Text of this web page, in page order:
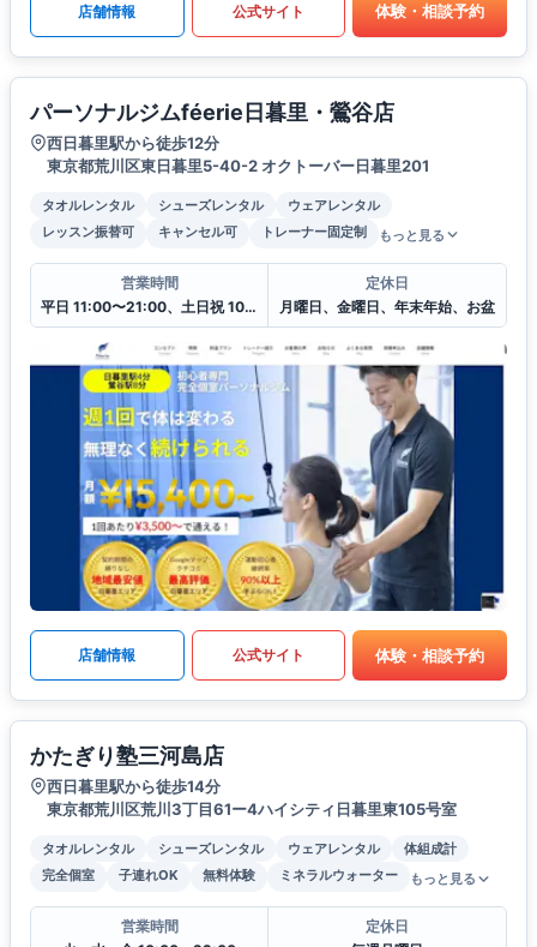
店舗情報 公式サイト 体験・相談予約
パーソナルジムféerie日暮里・鶯谷店
西日暮里駅から徒歩12分
東京都荒川区東日暮里5-40-2 オクトーバー日暮里201
タオルレンタル シューズレンタル
ウェアレンタル
レッスン振替可
キャンセル可 トレーナー固定制 もっと見る
営業時間
平日 11:00〜21:00、土日祝 10:00〜20:00
定休日
月曜日、金曜日、年末年始、お盆
店舗情報 公式サイト 体験・相談予約
かたぎり塾三河島店
西日暮里駅から徒歩14分
東京都荒川区荒川3丁目61ー4ハイシティ日暮里東105号室
タオルレンタル シューズレンタル ウェアレンタル
体組成計
完全個室
子連れOK 無料体験 ミネラルウォーター もっと見る
営業時間
定休日